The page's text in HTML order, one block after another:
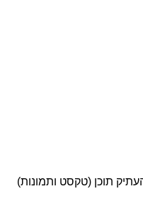
תוכן (טקסט ותמונות)